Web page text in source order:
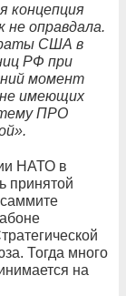
концепция
не оправдала.
США в
РФ при
момент
не имеющих
ПРО
НАТО в
принятой
саммите
Тогда много
на